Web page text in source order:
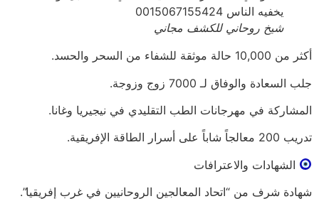
شيخ روحاني للكشف مجاني
أكثر من 10,000 حالة موثقة للشفاء من السحر والحسد.
جلب السعادة والوفاق لـ 7000 زوج وزوجة.
المشاركة في مهرجانات الطب التقليدي في نيجيريا وغانا.
تدريب 200 معالجاً شاباً على أسرار الطاقة الإفريقية.
الشهادات والاعترافات
شهادة شرف من “اتحاد المعالجين الروحانيين في غرب إفريقيا”.